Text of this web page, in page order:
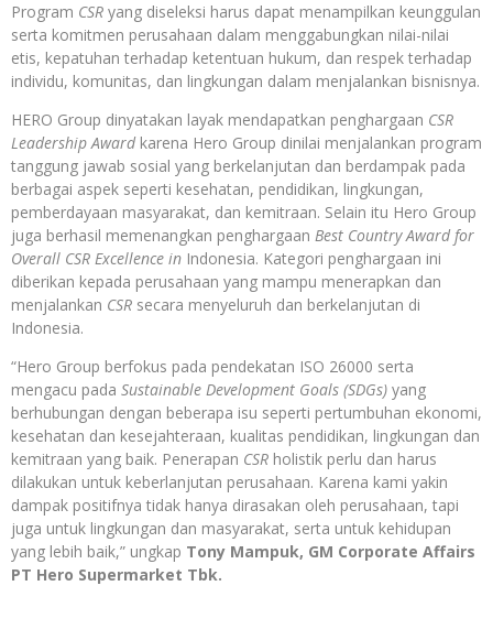
Program CSR yang diseleksi harus dapat menampilkan keunggulan
serta komitmen perusahaan dalam menggabungkan nilai-nilai
etis, kepatuhan terhadap ketentuan hukum, dan respek terhadap
individu, komunitas, dan lingkungan dalam menjalankan bisnisnya.
HERO Group dinyatakan layak mendapatkan penghargaan CSR
Leadership Awardkarena Hero Group dinilai menjalankan program
tanggung jawab sosial yang berkelanjutan dan berdampak pada
berbagai aspek seperti kesehatan, pendidikan, lingkungan,
pemberdayaan masyarakat, dan kemitraan. Selain itu Hero Group
juga berhasil memenangkan penghargaan Best Country Award for
Overall CSR Excellence in Indonesia. Kategori penghargaan ini
diberikan kepada perusahaan yang mampu menerapkan dan
menjalankan CSR secara menyeluruh dan berkelanjutan di
Indonesia.
“Hero Group berfokus pada pendekatan ISO 26000 serta
mengacu pada Sustainable Development Goals (SDGs) yang
berhubungan dengan beberapa isu seperti pertumbuhan ekonomi,
kesehatan dan kesejahteraan, kualitas pendidikan, lingkungan dan
kemitraan yang baik. Penerapan CSR holistik perlu dan harus
dilakukan untuk keberlanjutan perusahaan. Karena kami yakin
dampak positifnya tidak hanya dirasakan oleh perusahaan, tapi
juga untuk lingkungan dan masyarakat, serta untuk kehidupan
yang lebih baik,” ungkap Tony Mampuk, GM Corporate Affairs
PT Hero Supermarket Tbk.